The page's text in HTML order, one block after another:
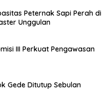
Peternak Sapi Perah di
Unggulan
III Perkuat Pengawasan
Gede Ditutup Sebulan